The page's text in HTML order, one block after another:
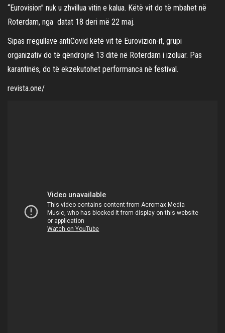
“Eurovision” nuk u zhvillua vitin e kalua. Këtë vit do të mbahet në
Roterdam, nga datat 18 deri më 22 maj.
Sipas rregullave antiCovid këtë vit të Eurovizion-it, grupi
organizativ do të qëndrojnë 13 ditë në Roterdam i izoluar. Pas
karantinës, do të ekzekutohet performanca në festival.
revista.one/